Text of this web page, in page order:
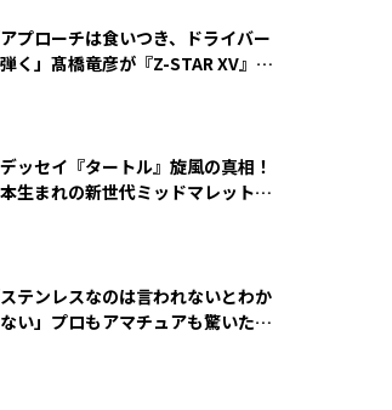
アプローチは食いつき、ドライバー
く」髙橋竜彦が『Z-STAR XV』を
ッセイ『タートル』旋風の真相！
生まれの新世代ミッドマレットが
ステンレスなのは言われないとわか
い」プロもアマチュアも驚いた